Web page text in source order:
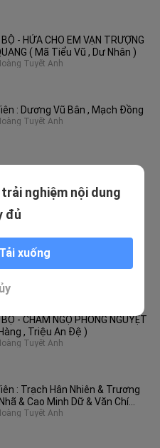
- HỨA CHO EM VẠN TRƯỢNG
( Mã Tiểu Vũ , Dư Nhân )
Tuyết Anh
: Dương Vũ Bân , Mạch Đồng
Tuyết Anh
, Mặc Ngưng )
- CÔ ẤY RẤT DỄ DỖ DÀNH (
Toàn , Trịnh Thần Vũ )
- CHẨM NGỘ PHONG NGUYỆT
, Triệu An Đệ )
Tuyết Anh
: Trạch Hân Nhiên & Trương
& Cao Minh Dữ & Văn Chí
Tuyết Anh
nghiệm nội dung
đủ
xuống